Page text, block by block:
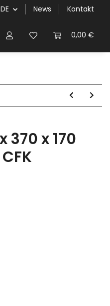
DE News Kontakt
0,00 €
x 170